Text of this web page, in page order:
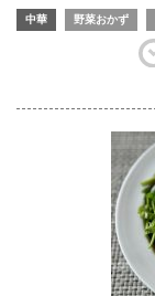
中華 野菜おかず